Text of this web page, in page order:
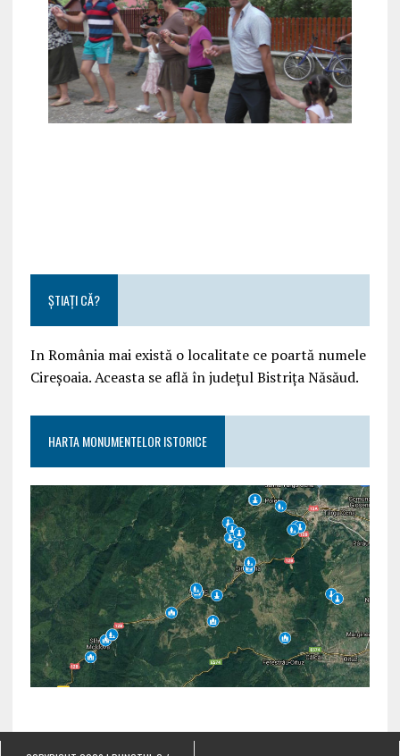
ȘTIAȚI CĂ?
In România mai există o localitate ce poartă numele
Cireșoaia. Aceasta se află în județul Bistrița Năsăud.
HARTA MONUMENTELOR ISTORICE